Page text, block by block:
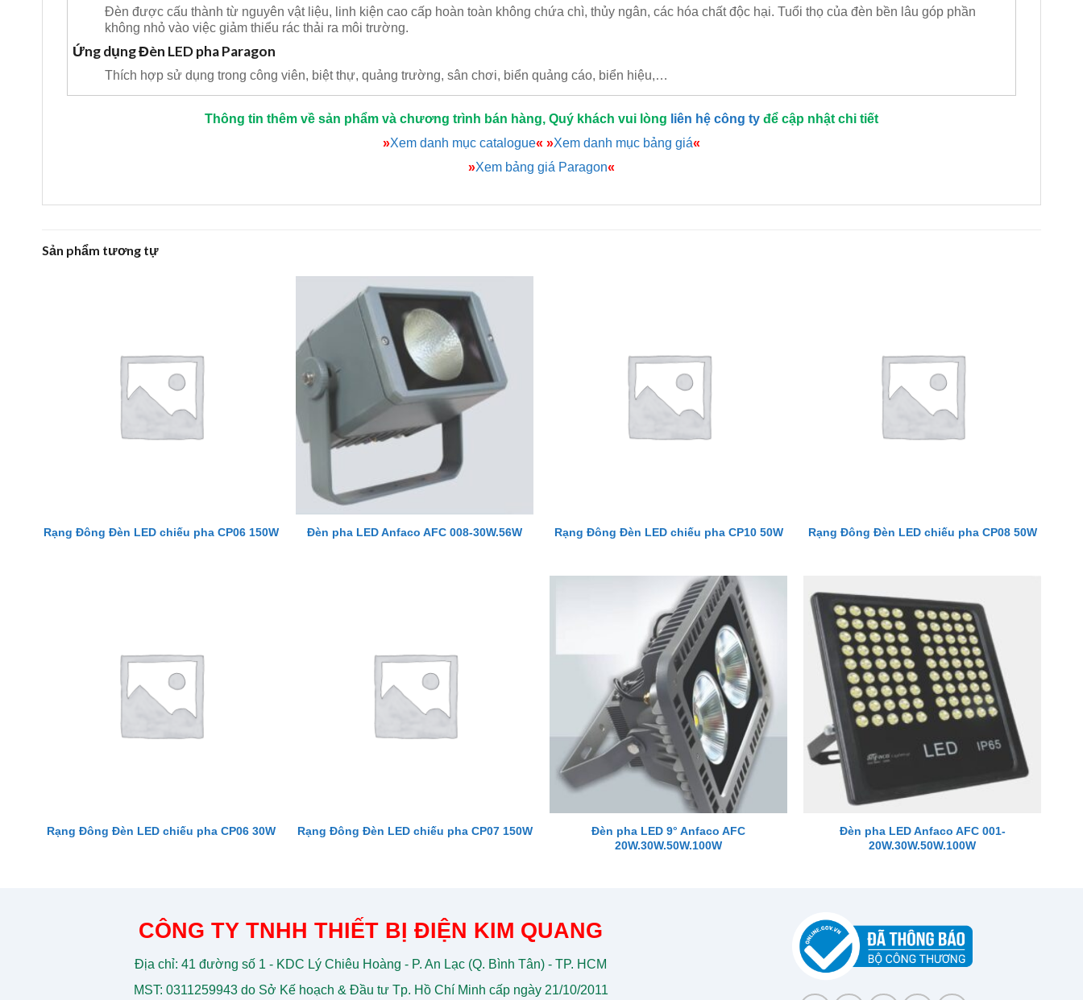
Đèn được cấu thành từ nguyên vật liệu, linh kiện cao cấp hoàn toàn không chứa chì, thủy ngân, các hóa chất độc hại. Tuổi thọ của đèn bền lâu góp phần
không nhỏ vào việc giảm thiểu rác thải ra môi trường.
Ứng dụng Đèn LED pha Paragon
Thích hợp sử dụng trong công viên, biệt thự, quảng trường, sân chơi, biển quảng cáo, biển hiệu,…
Thông tin thêm về sản phẩm và chương trình bán hàng, Quý khách vui lòng liên hệ công ty để cập nhật chi tiết
»Xem danh mục catalogue« »Xem danh mục bảng giá«
»Xem bảng giá Paragon«
Sản phẩm tương tự
Rạng Đông Đèn LED chiếu pha CP06 150W Đèn pha LED Anfaco AFC 008-30W.56W Rạng Đông Đèn LED chiếu pha CP10 50W Rạng Đông Đèn LED chiếu pha CP08 50W
Rạng Đông Đèn LED chiếu pha CP06 30W Rạng Đông Đèn LED chiếu pha CP07 150W
Đèn pha LED 9° Anfaco AFC
20W.30W.50W.100W
Đèn pha LED Anfaco AFC 001-
20W.30W.50W.100W
CÔNG TY TNHH THIẾT BỊ ĐIỆN KIM QUANG
Địa chỉ: 41 đường số 1 - KDC Lý Chiêu Hoàng - P. An Lạc (Q. Bình Tân) - TP. HCM
MST: 0311259943 do Sở Kế hoạch & Đầu tư Tp. Hồ Chí Minh cấp ngày 21/10/2011